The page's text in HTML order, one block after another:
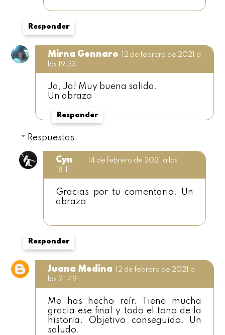
Responder
Mirna Gennaro
12 de febrero de 2021 a
las 19:33
Ja, Ja! Muy buena salida.
Un abrazo
Responder
Respuestas
Cyn
14 de febrero de 2021 a las
18:11
Gracias por tu comentario. Un
abrazo
Responder
Juana Medina
12 de febrero de 2021 a
las 21:49
Me has hecho reír. Tiene mucha
gracia ese final y todo el tono de la
historia. Objetivo conseguido. Un
saludo.